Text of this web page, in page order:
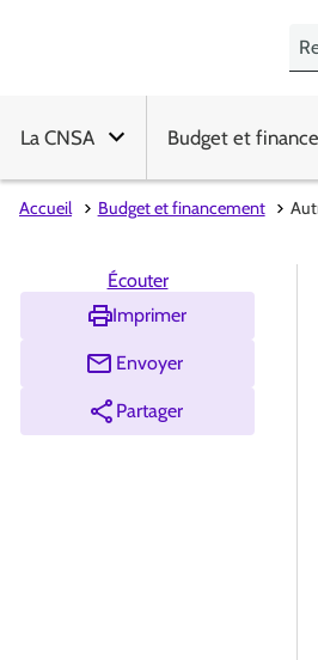
La CNSA Budget et
Accueil Budget et financement
Écouter
Imprimer
Envoyer
Partager